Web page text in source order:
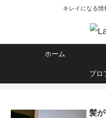
キレイになる情
ホーム
プロ
髪